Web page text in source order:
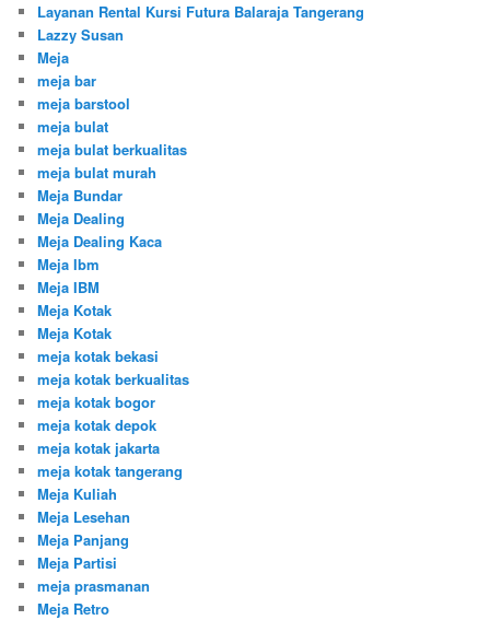
Layanan Rental Kursi Futura Balaraja Tangerang
Lazzy Susan
Meja
meja bar
meja barstool
meja bulat
meja bulat berkualitas
meja bulat murah
Meja Bundar
Meja Dealing
Meja Dealing Kaca
Meja Ibm
Meja IBM
Meja Kotak
Meja Kotak
meja kotak bekasi
meja kotak berkualitas
meja kotak bogor
meja kotak depok
meja kotak jakarta
meja kotak tangerang
Meja Kuliah
Meja Lesehan
Meja Panjang
Meja Partisi
meja prasmanan
Meja Retro